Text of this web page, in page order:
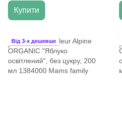
Купити
Від 3-х дешевше